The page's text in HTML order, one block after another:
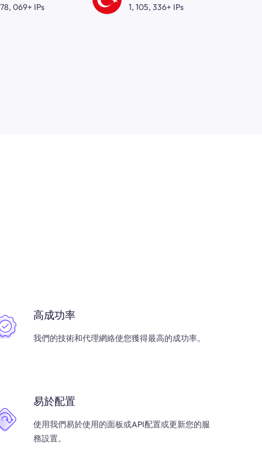
069+ IPs 1, 105, 336+ IPs
高成功率
我們的技術和代理網絡使您獲得最高的成功率。
易於配置
使用我們易於使用的面板或API配置或更新您的服
務設置。